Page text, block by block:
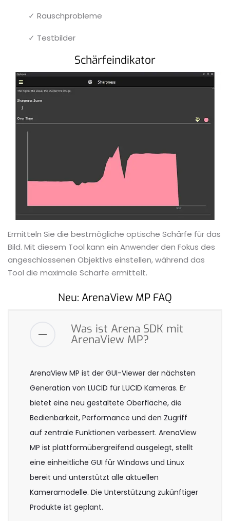
✓ Rauschprobleme
✓ Testbilder
Schärfeindikator
Ermitteln Sie die bestmögliche optische Schärfe für das
Bild. Mit diesem Tool kann ein Anwender den Fokus des
angeschlossenen Objektivs einstellen, während das
Tool die maximale Schärfe ermittelt.
Neu: ArenaView MP FAQ
Was ist Arena SDK mit
ArenaView MP?
ArenaView MP ist der GUI-Viewer der nächsten
Generation von LUCID für LUCID Kameras. Er
bietet eine neu gestaltete Oberfläche, die
Bedienbarkeit, Performance und den Zugriff
auf zentrale Funktionen verbessert. ArenaView
MP ist plattformübergreifend ausgelegt, stellt
eine einheitliche GUI für Windows und Linux
bereit und unterstützt alle aktuellen
Kameramodelle. Die Unterstützung zukünftiger
Produkte ist geplant.